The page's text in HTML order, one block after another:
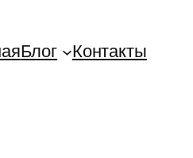
Блог Контакты